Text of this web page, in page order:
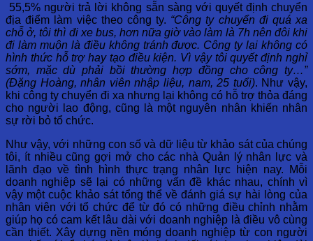
55,5% người trả lời không sẵn sàng với quyết định chuyển
địa điểm làm việc theo công ty. “Công ty chuyển đi quá xa
chỗ ở, tôi thì đi xe bus, hơn nữa giờ vào làm là 7h nên đôi khi
đi làm muộn là điều không tránh được. Công ty lại không có
hình thức hỗ trợ hay tạo điều kiện. Vì vậy tôi quyết định nghỉ
sớm, mặc dù phải bồi thường hợp đồng cho công ty…”
(Đặng Hoàng, nhân viên nhập liệu, nam, 25 tuổi). Như vậy,
khi công ty chuyển đi xa nhưng lại không có hỗ trợ thỏa đáng
cho người lao động, cũng là một nguyên nhân khiến nhân
sự rời bỏ tổ chức.
Như vậy, với những con số và dữ liệu từ khảo sát của chúng
tôi, ít nhiều cũng gợi mở cho các nhà Quản lý nhân lực và
lãnh đạo về tình hình thực trạng nhân lực hiện nay. Mỗi
doanh nghiệp sẽ lại có những vấn đề khác nhau, chính vì
vậy một cuộc khảo sát tổng thể về đánh giá sự hài lòng của
nhân viên với tổ chức để từ đó có những điều chỉnh nhằm
giúp họ có cam kết lâu dài với doanh nghiệp là điều vô cùng
cần thiết. Xây dựng nền móng doanh nghiệp từ con người